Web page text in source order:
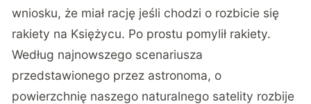
wniosku, że miał rację jeśli chodzi o rozbicie się
rakiety na Księżycu. Po prostu pomylił rakiety.
Według najnowszego scenariusza
przedstawionego przez astronoma, o
powierzchnię naszego naturalnego satelity rozbije